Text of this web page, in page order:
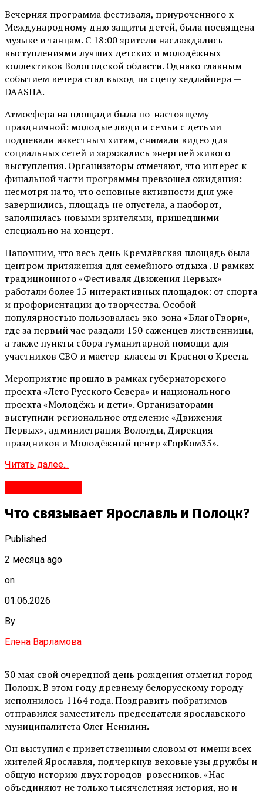
Вечерняя программа фестиваля, приуроченного к
Международному дню защиты детей, была посвящена
музыке и танцам. С 18:00 зрители наслаждались
выступлениями лучших детских и молодёжных
коллективов Вологодской области. Однако главным
событием вечера стал выход на сцену хедлайнера —
DAASHA.
Атмосфера на площади была по-настоящему
праздничной: молодые люди и семьи с детьми
подпевали известным хитам, снимали видео для
социальных сетей и заряжались энергией живого
выступления. Организаторы отмечают, что интерес к
финальной части программы превзошел ожидания:
несмотря на то, что основные активности дня уже
завершились, площадь не опустела, а наоборот,
заполнилась новыми зрителями, пришедшими
специально на концерт.
Напомним, что весь день Кремлёвская площадь была
центром притяжения для семейного отдыха . В рамках
традиционного «Фестиваля Движения Первых»
работали более 15 интерактивных площадок: от спорта
и профориентации до творчества. Особой
популярностью пользовалась эко-зона «БлагоТвори»,
где за первый час раздали 150 саженцев лиственницы,
а также пункты сбора гуманитарной помощи для
участников СВО и мастер-классы от Красного Креста.
Мероприятие прошло в рамках губернаторского
проекта «Лето Русского Севера» и национального
проекта «Молодёжь и дети». Организаторами
выступили региональное отделение «Движения
Первых», администрация Вологды, Дирекция
праздников и Молодёжный центр «ГорКом35».
Читать далее...
Что связывает Ярославль и Полоцк?
Published
2 месяца ago
on
01.06.2026
By
Елена Варламова
30 мая свой очередной день рождения отметил город
Полоцк. В этом году древнему белорусскому городу
исполнилось 1164 года. Поздравить побратимов
отправился заместитель председателя ярославского
муниципалитета Олег Ненилин.
Он выступил с приветственным словом от имени всех
жителей Ярославля, подчеркнув вековые узы дружбы и
общую историю двух городов-ровесников. «Нас
объединяют не только тысячелетняя история, но и